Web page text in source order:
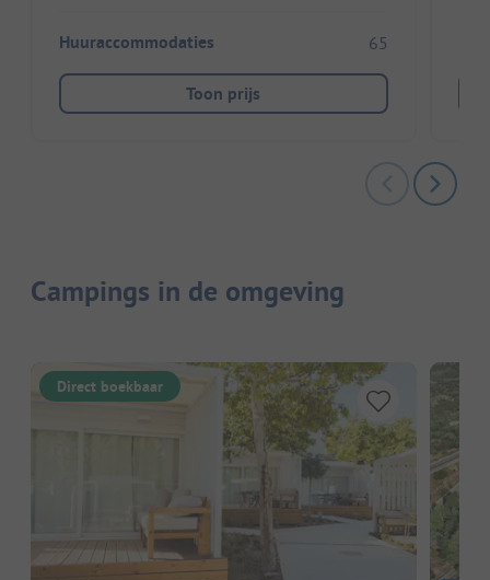
Huuraccommodaties 65
Toon prijs
Campings in de omgeving
Direct boekbaar